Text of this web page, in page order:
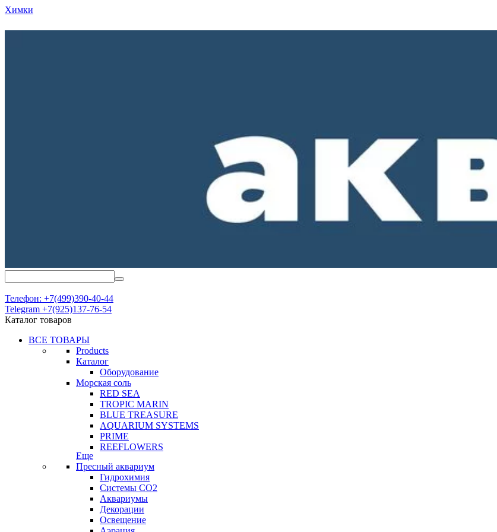
Химки
Телефон: +7(499)390-40-44
Telegram +7(925)137-76-54
Каталог товаров
ВСЕ ТОВАРЫ
Products
Каталог
Оборудование
Морская соль
RED SEA
TROPIC MARIN
BLUE TREASURE
AQUARIUM SYSTEMS
PRIME
REEFLOWERS
Еще
Пресный аквариум
Гидрохимия
Системы СО2
Аквариумы
Декорации
Освещение